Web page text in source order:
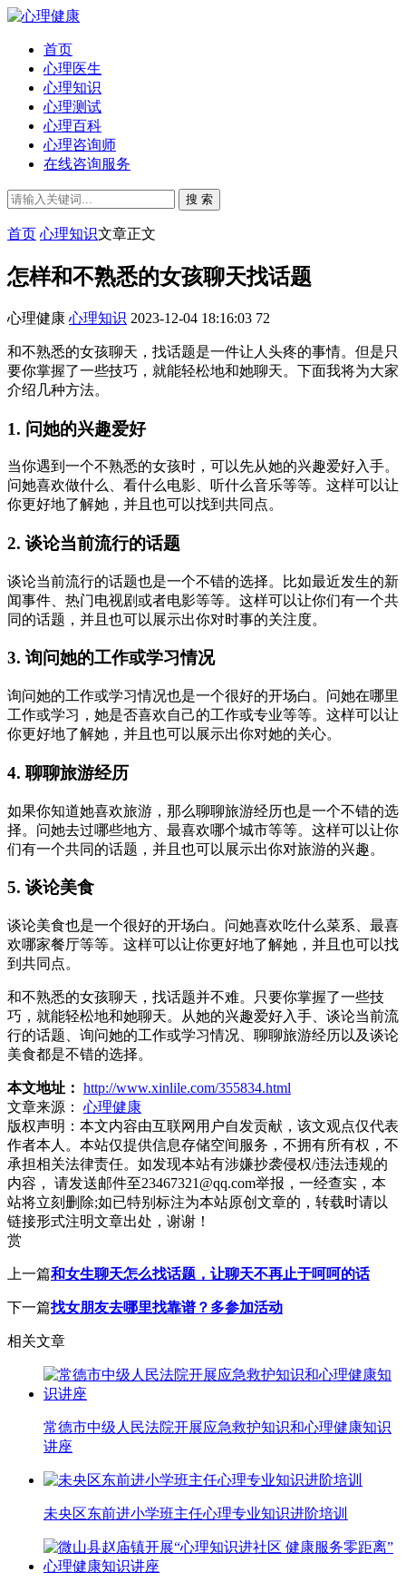
首页
心理医生
心理知识
心理测试
心理百科
心理咨询师
在线咨询服务
搜 索
首页 心理知识文章正文
怎样和不熟悉的女孩聊天找话题
心理健康 心理知识 2023-12-04 18:16:03 72
和不熟悉的女孩聊天，找话题是一件让人头疼的事情。但是只
要你掌握了一些技巧，就能轻松地和她聊天。下面我将为大家
介绍几种方法。
1. 问她的兴趣爱好
当你遇到一个不熟悉的女孩时，可以先从她的兴趣爱好入手。
问她喜欢做什么、看什么电影、听什么音乐等等。这样可以让
你更好地了解她，并且也可以找到共同点。
2. 谈论当前流行的话题
谈论当前流行的话题也是一个不错的选择。比如最近发生的新
闻事件、热门电视剧或者电影等等。这样可以让你们有一个共
同的话题，并且也可以展示出你对时事的关注度。
3. 询问她的工作或学习情况
询问她的工作或学习情况也是一个很好的开场白。问她在哪里
工作或学习，她是否喜欢自己的工作或专业等等。这样可以让
你更好地了解她，并且也可以展示出你对她的关心。
4. 聊聊旅游经历
如果你知道她喜欢旅游，那么聊聊旅游经历也是一个不错的选
择。问她去过哪些地方、最喜欢哪个城市等等。这样可以让你
们有一个共同的话题，并且也可以展示出你对旅游的兴趣。
5. 谈论美食
谈论美食也是一个很好的开场白。问她喜欢吃什么菜系、最喜
欢哪家餐厅等等。这样可以让你更好地了解她，并且也可以找
到共同点。
和不熟悉的女孩聊天，找话题并不难。只要你掌握了一些技
巧，就能轻松地和她聊天。从她的兴趣爱好入手、谈论当前流
行的话题、询问她的工作或学习情况、聊聊旅游经历以及谈论
美食都是不错的选择。
本文地址： http://www.xinlile.com/355834.html
文章来源：
心理健康
版权声明： 本文内容由互联网用户自发贡献，该文观点仅代表
作者本人。本站仅提供信息存储空间服务，不拥有所有权，不
承担相关法律责任。如发现本站有涉嫌抄袭侵权/违法违规的
内容， 请发送邮件至23467321@qq.com举报，一经查实，本
站将立刻删除;如已特别标注为本站原创文章的，转载时请以
链接形式注明文章出处，谢谢！
赏
上一篇和女生聊天怎么找话题，让聊天不再止于呵呵的话
下一篇找女朋友去哪里找靠谱？多参加活动
相关文章
常德市中级人民法院开展应急救护知识和心理健康知识
讲座
未央区东前进小学班主任心理专业知识进阶培训